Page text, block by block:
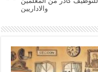
والاداريين